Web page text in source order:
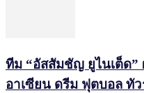
ทีม “อัสสัมชัญ ยูไนเต็ด
อาเซียน ดรีม ฟุตบอล ทัว